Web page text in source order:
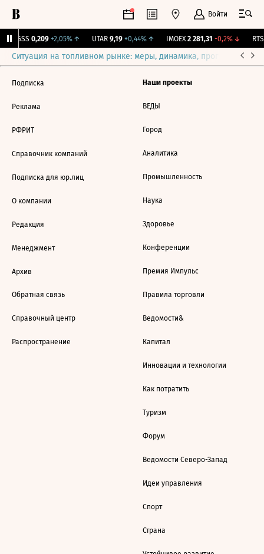
Войти
RGSS 0,209 +2,05%↑ UTAR 9,19 +0,44%↑ IMOEX 2 281,31 -0,2%↓ RTSI
Ситуация на топливном рынке: меры, динамика, прогнозы
Подписка
Реклама
РФРИТ
Справочник компаний
Подписка для юр.лиц
О компании
Редакция
Менеджмент
Архив
Обратная связь
Справочный центр
Распространение
Наши проекты
ВЕДЫ
Город
Аналитика
Промышленность
Наука
Здоровье
Конференции
Премия Импульс
Правила торговли
Ведомости&
Капитал
Инновации и технологии
Как потратить
Туризм
Форум
Ведомости Северо-Запад
Идеи управления
Спорт
Страна